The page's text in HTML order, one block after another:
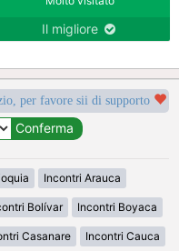
Il migliore
per favore sii di supporto
Incontri Arauca
Bolívar Incontri Boyaca
Casanare Incontri Cauca